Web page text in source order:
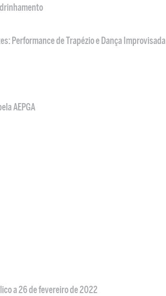
Performance de Trapézio e Dança Improvisada
AEPGA
a 26 de fevereiro de 2022